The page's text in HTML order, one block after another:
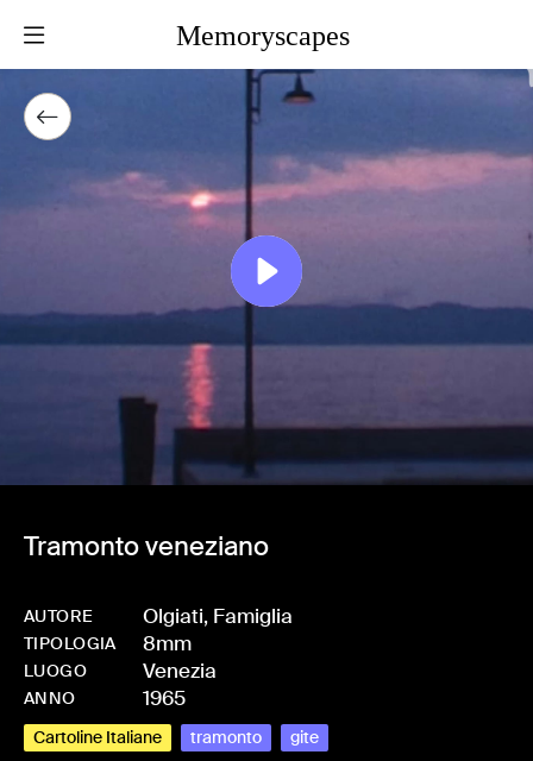
Memoryscapes
Tramonto veneziano
AUTORE Olgiati, Famiglia
TIPOLOGIA 8mm
LUOGO Venezia
ANNO 1965
Cartoline Italiane tramonto gite